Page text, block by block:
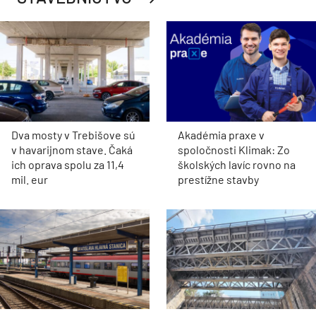
Dva mosty v Trebišove sú
v havarijnom stave. Čaká
ich oprava spolu za 11,4
mil. eur
Akadémia praxe v
spoločnosti Klimak: Zo
školských lavíc rovno na
prestížne stavby